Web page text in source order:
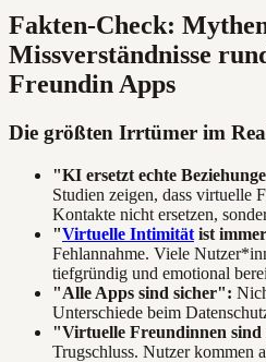
Fakten-Check:
Missverständnisse
Freundin Apps
Die größten Irrtümer im
"KI ersetzt echte
Studien zeigen, dass virtuelle
Kontakte nicht ersetzen,
"Virtuelle Intimität ist
Fehlannahme. Viele
tiefgründig und emotional
"Alle Apps sind sicher":
Unterschiede beim
"Virtuelle Freundinnen
Trugschluss. Nutzer kommen